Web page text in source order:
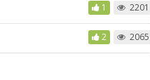
1 2201
2 2065